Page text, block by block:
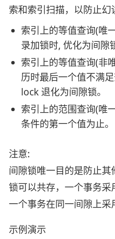
索和索引扫描，以防止幻
索引上的等值查询(唯
录加锁时, 优化为间隙
索引上的等值查询(非
历时最后一个值不满
lock 退化为间隙锁。
索引上的范围查询(唯
条件的第一个值为止。
注意:
间隙锁唯一目的是防止
锁可以共存，一个事务采
一个事务在同一间隙上采
示例演示